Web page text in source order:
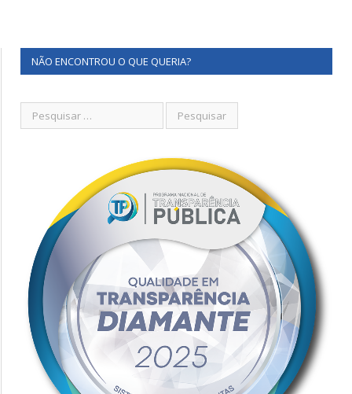
NÃO ENCONTROU O QUE QUERIA?